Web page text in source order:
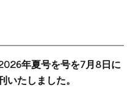
年夏号を号を7月8日に
いたしました。